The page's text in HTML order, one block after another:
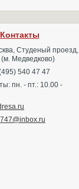
Контакты
Студеный проезд,
(м. Медведково)
540 47 47
пн. - пт.: 10.00 -